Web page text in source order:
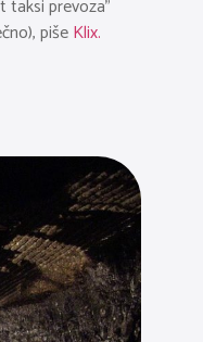
taksi prevoza”
pišeKlix.